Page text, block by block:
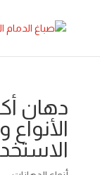
دهان